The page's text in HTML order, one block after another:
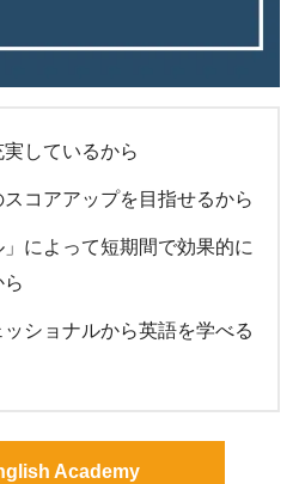
しているから
コアアップを目指せるから
」によって短期間で効果的に
ショナルから英語を学べる
Academy